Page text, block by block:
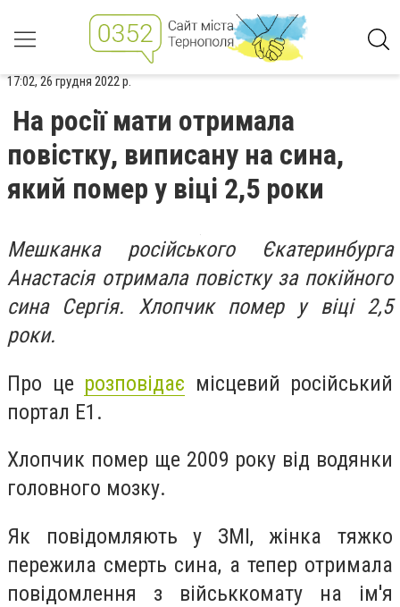
17:02, 26 грудня 2022 р.
На росії мати отримала
повістку, виписану на сина,
який помер у віці 2,5 роки
Мешканка російського Єкатеринбурга
Анастасія отримала повістку за покійного
сина Сергія. Хлопчик помер у віці 2,5
роки.
Про це розповідає місцевий російський
портал Е1.
Хлопчик помер ще 2009 року від водянки
головного мозку.
Як повідомляють у ЗМІ, жінка тяжко
пережила смерть сина, а тепер отримала
повідомлення з військкомату на ім'я